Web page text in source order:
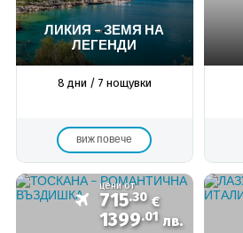
ЛИКИЯ – ЗЕМЯ НА
ЛЕГЕНДИ
8 дни / 7 нощувки
виж повече
цени от
715.30 €
1399.01 лв.